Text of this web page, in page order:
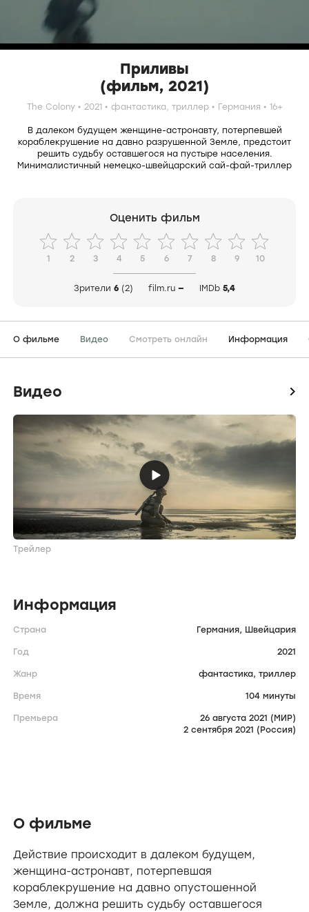
Приливы
(фильм, 2021)
The Colony 2021 фантастика, триллер Германия 16+
В далеком будущем женщине-астронавту, потерпевшей
кораблекрушение на давно разрушенной Земле, предстоит
решить судьбу оставшегося на пустыре населения.
Минималистичный немецко-швейцарский сай-фай-триллер
Оценить фильм
1 2 3 4 5 6 7 8 9 10
Зрители 6 (2) film.ru — IMDb 5,4
О фильме Видео Смотреть онлайн Информация
Видео icon
Трейлер
Информация
Страна Германия, Швейцария
Год 2021
Жанр фантастика, триллер
Время 104 минуты
Премьера
26 августа 2021 (МИР)
2 сентября 2021 (Россия)
О фильме
Действие происходит в далеком будущем,
женщина-астронавт, потерпевшая
кораблекрушение на давно опустошенной
Земле, должна решить судьбу оставшегося